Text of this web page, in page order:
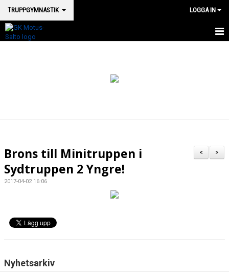
TRUPPGYMNASTIK LOGGA IN
>
<
Brons till Minitruppen i
Sydtruppen 2 Yngre!
2017-04-02 16:06
Nyhetsarkiv